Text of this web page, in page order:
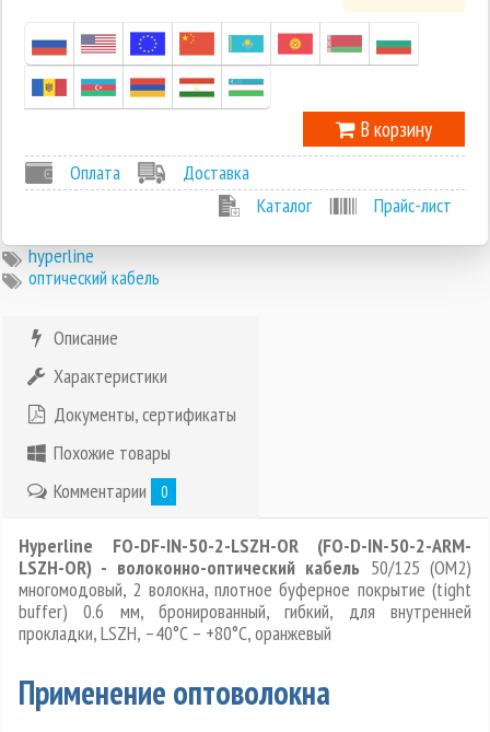
-1
В корзину
Оплата
Доставка
Каталог
Прайс-лист
hyperline
оптический кабель
Описание
Характеристики
Документы, сертификаты
Похожие товары
Комментарии
0
Hyperline FO-DF-IN-50-2-LSZH-OR (FO-D-IN-50-2-ARM-
LSZH-OR) - волоконно-оптический кабель 50/125 (OM2)
многомодовый, 2 волокна, плотное буферное покрытие (tight
buffer) 0.6 мм, бронированный, гибкий, для внутренней
прокладки, LSZH, –40°C – +80°C, оранжевый
Применение оптоволокна